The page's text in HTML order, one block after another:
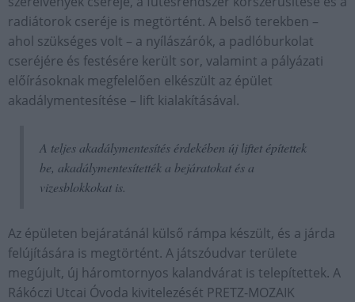
radiátorok cseréje is megtörtént. A belső terekben –
ahol szükséges volt – a nyílászárók, a padlóburkolat
cseréjére és festésére került sor, valamint a pályázati
előírásoknak megfelelően elkészült az épület
akadálymentesítése – lift kialakításával.
A teljes akadálymentesítés érdekében új liftet építettek
be, akadálymentesítették a bejáratokat és a
vizesblokkokat is.
Az épületen bejáratánál külső rámpa készült, és a járda
felújítására is megtörtént. A játszóudvar területe
megújult, új háromtornyos kalandvárat is telepítettek. A
Rákóczi Utcai Óvoda kivitelezését PRETZ-MOZAIK